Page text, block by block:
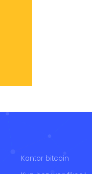
Kantor bitcoin